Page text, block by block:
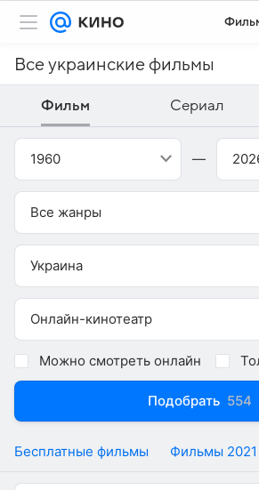
Все украинские фильмы
Фильм Сериал
1960 —
Все жанры
Украина
Онлайн-кинотеатр
Можно смотреть онлайн
Подобрать 554
Бесплатные фильмы Фильмы 2021